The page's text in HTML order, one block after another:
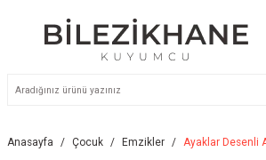
Anasayfa Çocuk Emzikler Ayaklar Desenli